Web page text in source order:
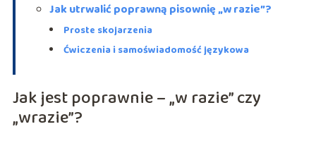
Jak utrwalić poprawną pisownię „w razie”?
Proste skojarzenia
Ćwiczenia i samoświadomość językowa
Jak jest poprawnie – „w razie” czy
„wrazie”?